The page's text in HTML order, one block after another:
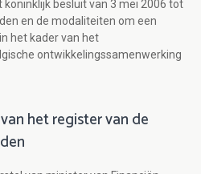
koninklijk besluit van 3 mei 2006 tot
en de modaliteiten om een
het kader van het
ontwikkelingssamenwerking
het register van de